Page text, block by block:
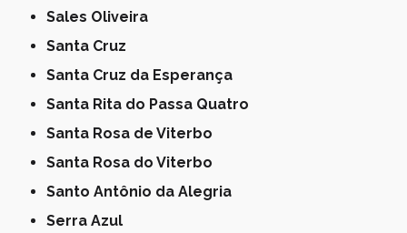
Sales Oliveira
Santa Cruz
Santa Cruz da Esperança
Santa Rita do Passa Quatro
Santa Rosa de Viterbo
Santa Rosa do Viterbo
Santo Antônio da Alegria
Serra Azul